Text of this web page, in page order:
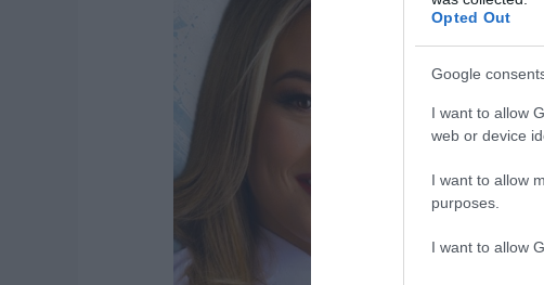
Opted Out
Google
I want to allow
web or device
I want to allow
purposes.
I want to allow